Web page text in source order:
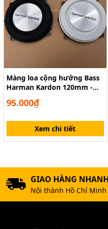
Màng loa cộng hưởng Bass
Harman Kardon 120mm -
95.000₫
Xem chi tiết
GIAO HÀNG NHANH
Nội thành Hồ Chí Minh